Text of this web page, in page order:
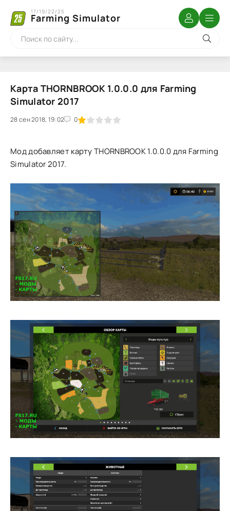
Farming Simulator
17/19/22/25
Карта THORNBROOK 1.0.0.0 для Farming
Simulator 2017
28 сен 2018, 19:02 0
1 2 3 4 5
Мод добавляет карту THORNBROOK 1.0.0.0 для Farming
Simulator 2017.